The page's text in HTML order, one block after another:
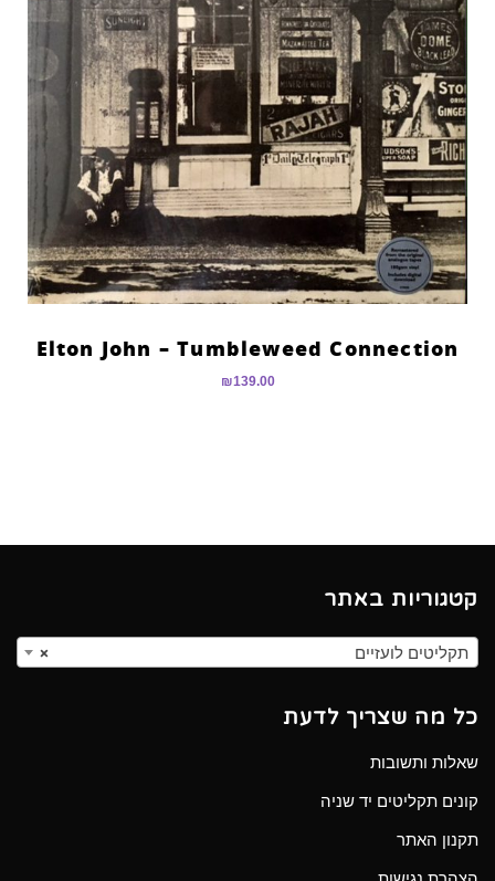
Elton John – Tumbleweed Connection
₪139.00
קטגוריות באתר
× תקליטים לועזיים
כל מה שצריך לדעת
שאלות ותשובות
קונים תקליטים יד שניה
תקנון האתר